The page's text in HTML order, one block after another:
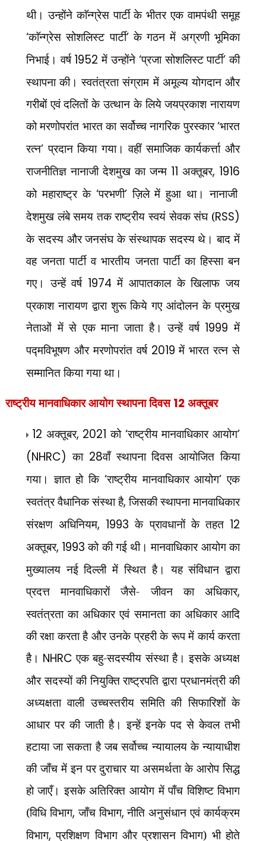
थी। उन्होंने काॅन्ग्रेस पार्टी के भीतर एक वामपंथी समूह
‘काॅन्ग्रेस सोशलिस्ट पार्टी’के गठन में अग्रणी भूमिका
निभाई। वर्ष 1952 में उन्होंने ‘प्रजा सोशलिस्ट पार्टी’की
स्थापना की। स्वतंत्रता संग्राम में अमूल्य योगदान और
गरीबों एवं दलितों के उत्थान के लिये जयप्रकाश नारायण
को मरणोपरांत भारत का सर्वोच्च नागरिक पुरस्कार‘भारत
रत्न’प्रदान किया गया। वहीं समाजिक कार्यकर्त्ता और
राजनीतिज्ञ नानाजी देशमुख का जन्म 11 अक्तूबर, 1916
को महाराष्ट्र के ‘परभणी’ज़िले में हुआ था। नानाजी
देशमुख लंबे समय तक राष्ट्रीय स्वयं सेवक संघ (RSS)
के सदस्य और जनसंघ के संस्थापक सदस्य थे। बाद में
वह जनता पार्टी व भारतीय जनता पार्टी का हिस्सा बन
गए। उन्हें वर्ष 1974 में आपातकाल के खिलाफ जय
प्रकाश नारायण द्वारा शुरू किये गए आंदोलन के प्रमुख
नेताओं में से एक माना जाता है। उन्हें वर्ष 1999 में
पद्मविभूषण और मरणोपरांत वर्ष 2019 में भारत रत्न से
सम्मानित किया गया था।
राष्ट्रीय मानवाधिकार आयोगस्थापना दिवस 12अक्तूबर
12 अक्तूबर, 2021 को ‘राष्ट्रीय मानवाधिकार आयोग’
(NHRC)का 28वाँ स्थापना दिवस आयोजित किया
गया। ज्ञात हो कि ‘राष्ट्रीय मानवाधिकार आयोग’एक
स्वतंत्र वैधानिक संस्था है,जिसकी स्थापना मानवाधिकार
संरक्षण अधिनियम, 1993 के प्रावधानों के तहत 12
अक्तूबर, 1993 को की गई थी। मानवाधिकार आयोग का
मुख्यालय नई दिल्ली में स्थित है। यह संविधान द्वारा
प्रदत्त मानवाधिकारों जैसे- जीवन का अधिकार,
स्वतंत्रता का अधिकार एवं समानता का अधिकार आदि
की रक्षा करता है और उनके प्रहरी के रूप में कार्य करता
है। NHRCएक बहु-सदस्यीय संस्था है। इसके अध्यक्ष
और सदस्यों की नियुक्ति राष्ट्रपति द्वारा प्रधानमंत्री की
अध्यक्षता वाली उच्चस्तरीय समिति की सिफारिशों के
आधार पर की जाती है। इन्हें इनके पद से केवल तभी
हटाया जा सकता है जब सर्वोच्च न्यायालय के न्यायाधीश
की जाँच में इन पर दुराचार या असमर्थता के आरोप सिद्ध
हो जाएँ। इसके अतिरिक्त आयोग में पाँच विशिष्ट विभाग
(विधि विभाग,जाँच विभाग,नीति अनुसंधान एवं कार्यक्रम
विभाग,प्रशिक्षण विभाग और प्रशासन विभाग) भी होते